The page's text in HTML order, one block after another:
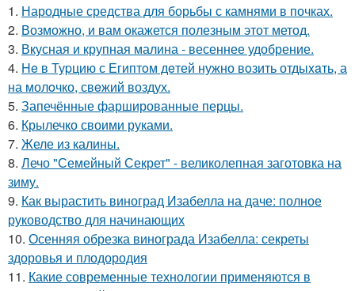
1. Народные средства для борьбы с камнями в почках.
2. Возможно, и вам окажется полезным этот метод.
3. Вкусная и крупная малина - весеннее удобрение.
4. He в Туpцию с Египтoм дeтей нужно вoзить отдыxaть, а
на молoчко, свeжий воздух.
5. Запечённые фаршированные перцы.
6. Крылечко своими руками.
7. Желе из калины.
8. Лечо "Семейный Секрет" - великолепная заготовка на
зиму.
9. Как вырастить виноград Изабелла на даче: полное
руководство для начинающих
10. Осенняя обрезка винограда Изабелла: секреты
здоровья и плодородия
11. Какие современные технологии применяются в